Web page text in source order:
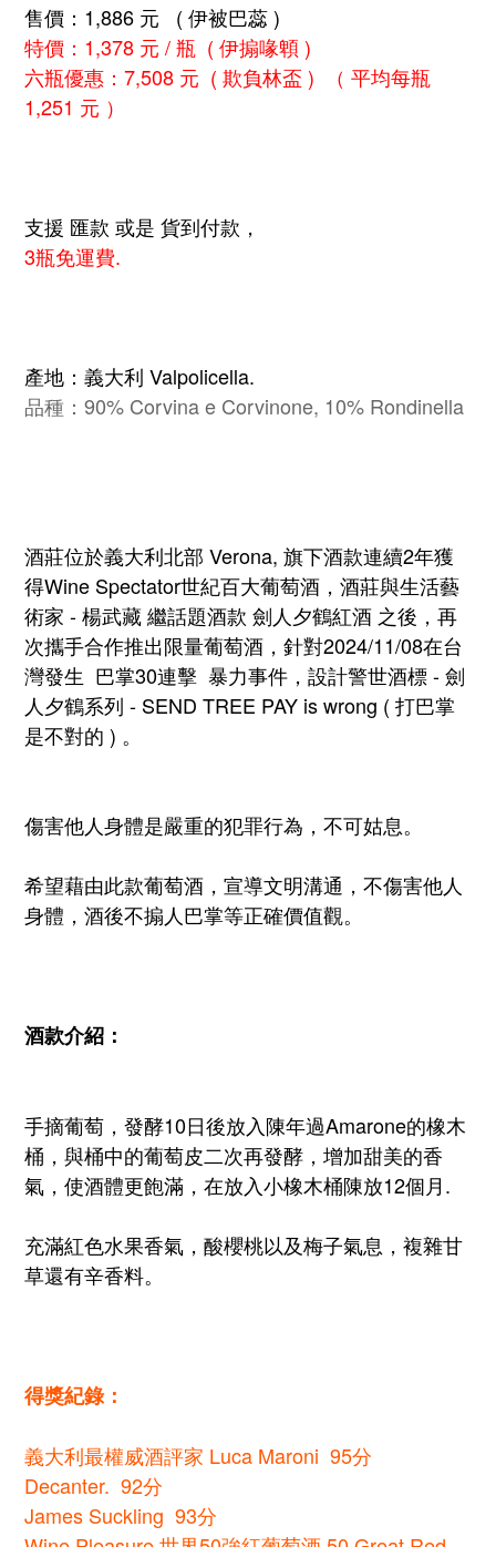
售價：1,886 元 ( 伊被巴蕊 )
特價：1,378 元 / 瓶 ( 伊搧喙䫌 )
六瓶優惠：7,508 元 ( 欺負林盃 ) （ 平均每瓶
1,251 元 ）
支援 匯款 或是 貨到付款，
3瓶免運費.
產地：義大利 Valpolicella.
品種：90% Corvina e Corvinone, 10% Rondinella
酒莊位於義大利北部 Verona, 旗下酒款連續2年獲
得Wine Spectator世紀百大葡萄酒，酒莊與生活藝
術家 - 楊武藏 繼話題酒款 劍人夕鶴紅酒 之後，再
次攜手合作推出限量葡萄酒，針對2024/11/08在台
灣發生 巴掌30連擊 暴力事件，設計警世酒標 - 劍
人夕鶴系列 - SEND TREE PAY is wrong ( 打巴掌
是不對的 ) 。
傷害他人身體是嚴重的犯罪行為，不可姑息。
希望藉由此款葡萄酒，宣導文明溝通，不傷害他人
身體，酒後不搧人巴掌等正確價值觀。
酒款介紹：
手摘葡萄，發酵10日後放入陳年過Amarone的橡木
桶，與桶中的葡萄皮二次再發酵，增加甜美的香
氣，使酒體更飽滿，在放入小橡木桶陳放12個月.
充滿紅色水果香氣，酸櫻桃以及梅子氣息，複雜甘
草還有辛香料。
得獎紀錄：
義大利最權威酒評家 Luca Maroni 95分
Decanter. 92分
James Suckling 93分